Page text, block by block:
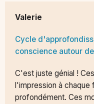
Valerie
Cycle
conscience autour
C'est juste génial !
l'impression à chaque
profondément. Ces